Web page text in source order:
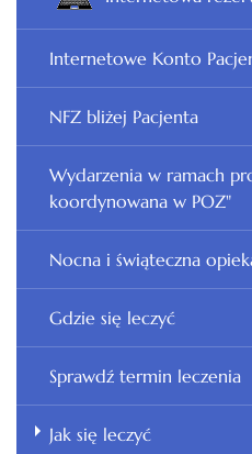
Internetowe Konto
NFZ bliżej Pacjenta
Wydarzenia w ramach
koordynowana w POZ"
Nocna i świąteczna
Gdzie się leczyć
Sprawdź termin leczenia
Jak się leczyć